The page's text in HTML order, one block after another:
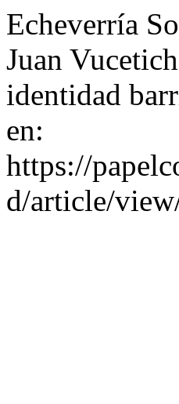
Echeverría
Juan
identidad
en:
https://
d/article/